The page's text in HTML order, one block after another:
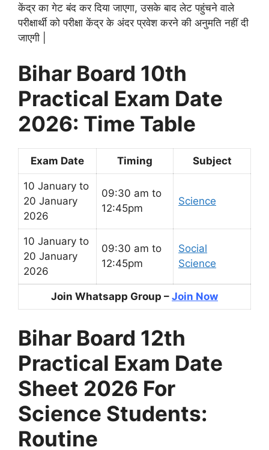
केंद्र का गेट बंद कर दिया जाएगा, उसके बाद लेट पहुंचने वाले
परीक्षार्थी को परीक्षा केंद्र के अंदर प्रवेश करने की अनुमति नहीं दी
जाएगी |
Bihar Board 10th
Practical Exam Date
2026: Time Table
Exam Date Timing Subject
10 January to
20 January
2026
09:30 am to
12:45pm
Science
10 January to
20 January
2026
09:30 am to
12:45pm
Social
Science
Join Whatsapp Group – Join Now
Bihar Board 12th
Practical Exam Date
Sheet 2026 For
Science Students:
Routine